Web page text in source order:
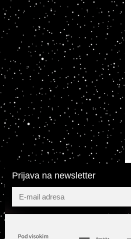
Prijava na newsletter
Facebook